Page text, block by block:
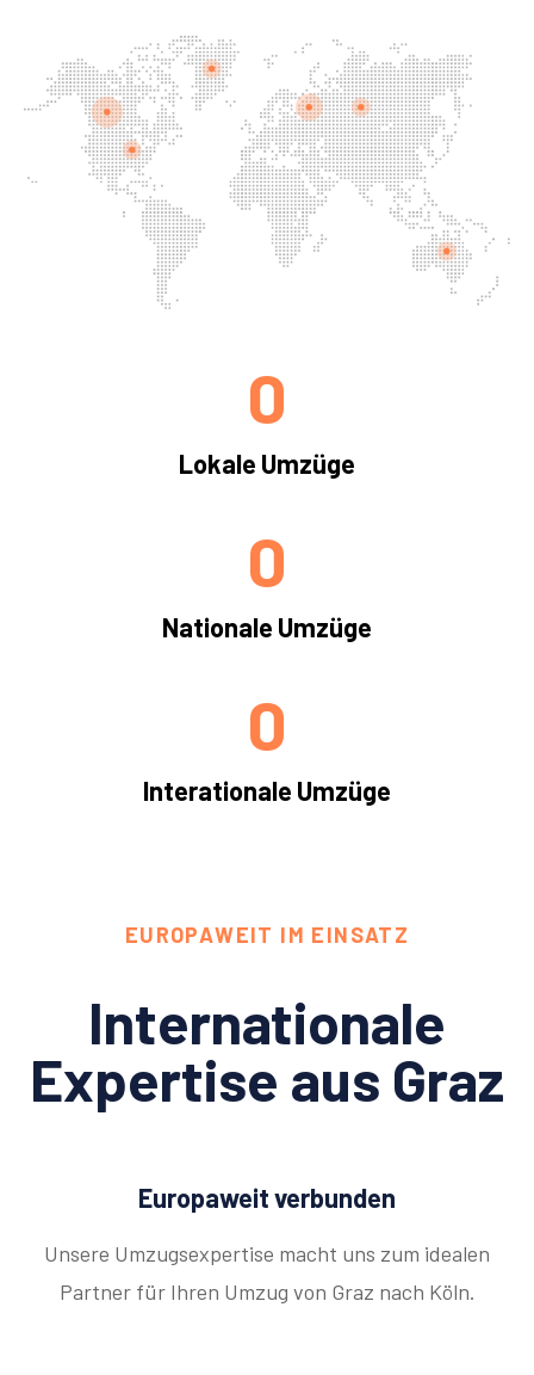
Lokale Umzüge
0
Nationale Umzüge
0
Interationale Umzüge
0
EUROPAWEIT IM EINSATZ
Internationale
Expertise aus Graz
Europaweit verbunden
Unsere Umzugsexpertise macht uns zum idealen
Partner für Ihren Umzug von Graz nach Köln.